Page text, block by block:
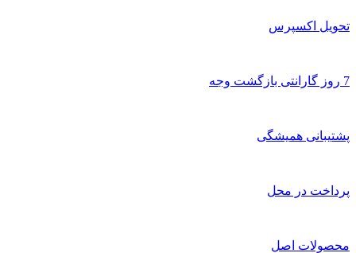
تحویل اکسپرس
7 روز گارانتی بازگشت وجه
پشتیبانی همیشگی
پرداخت در محل
محصولات اصل